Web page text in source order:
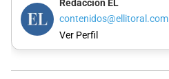
Redacción EL
contenidos@ellitoral.com
Ver Perfil